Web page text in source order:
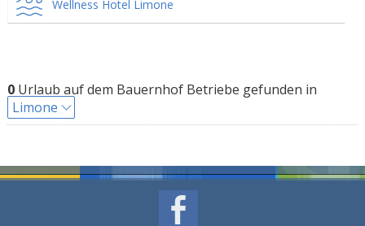
Wellness Hotel Limone
0Urlaub auf dem Bauernhof Betriebe gefunden in
Limone